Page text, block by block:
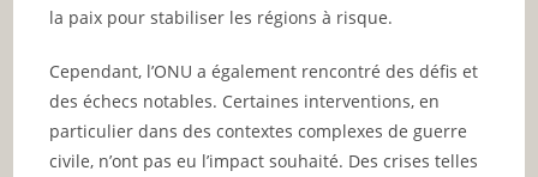
la paix pour stabiliser les régions à risque.
Cependant, l’ONU a également rencontré des défis et
des échecs notables. Certaines interventions, en
particulier dans des contextes complexes de guerre
civile, n’ont pas eu l’impact souhaité. Des crises telles